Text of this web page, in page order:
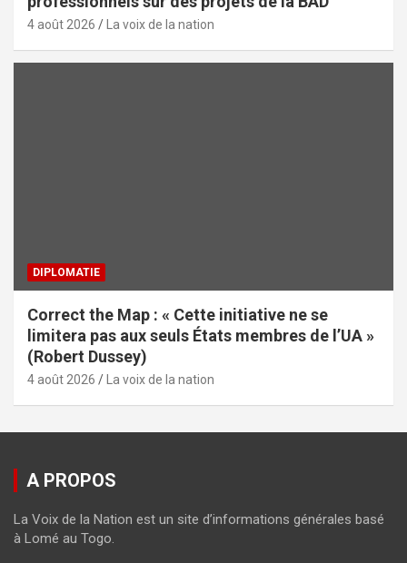
4 août 2026 La voix de la nation
DIPLOMATIE
Correct the Map : « Cette initiative ne se
limitera pas aux seuls États membres de l’UA »
(Robert Dussey)
4 août 2026 La voix de la nation
A PROPOS
La Voix de la Nation est un site d’informations générales basé
à Lomé au Togo.